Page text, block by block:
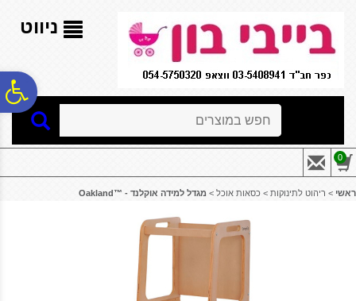
נגישות
אתר
המרכזי
ניווט
0
ראשי > ריהוט לתינוקות > כסאות אוכל > מגדל למידה אוקלנד - ™Oakland